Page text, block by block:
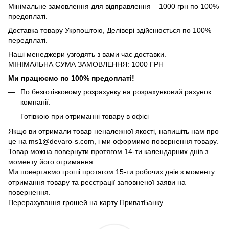
Мінімальне замовлення для відправлення – 1000 грн по 100%
предоплаті.
Доставка товару Укрпоштою, Делівері здійснюється по 100%
передплаті.
Наші менеджери узгодять з вами час доставки.
МІНІМАЛЬНА СУМА ЗАМОВЛЕННЯ: 1000 ГРН
Ми працюємо по 100% предоплаті!
По безготівковому розрахунку на розрахунковий рахунок
компанії.
Готівкою при отриманні товару в офісі
Якщо ви отримали товар неналежної якості, напишіть нам про
це на ms1@devaro-s.com, і ми оформимо повернення товару.
Товар можна повернути протягом 14-ти календарних днів з
моменту його отримання.
Ми повертаємо гроші протягом 15-ти робочих днів з моменту
отримання товару та реєстрації заповненої заяви на
повернення.
Перерахування грошей на карту ПриватБанку.